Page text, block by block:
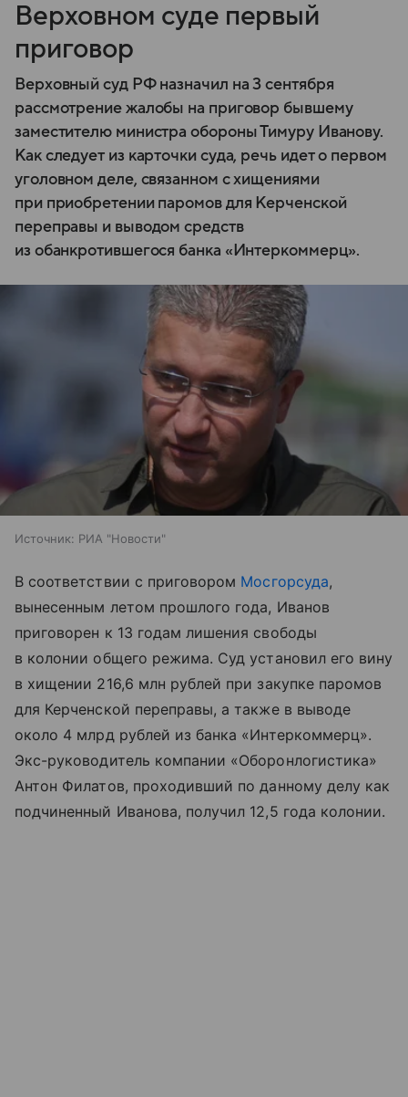
Верховном суде первый
приговор
Верховный суд РФ назначил на 3 сентября
рассмотрение жалобы на приговор бывшему
заместителю министра обороны Тимуру Иванову.
Как следует из карточки суда, речь идет о первом
уголовном деле, связанном с хищениями
при приобретении паромов для Керченской
переправы и выводом средств
из обанкротившегося банка «Интеркоммерц».
Источник: РИА "Новости"
В соответствии с приговором Мосгорсуда,
вынесенным летом прошлого года, Иванов
приговорен к 13 годам лишения свободы
в колонии общего режима. Суд установил его вину
в хищении 216,6 млн рублей при закупке паромов
для Керченской переправы, а также в выводе
около 4 млрд рублей из банка «Интеркоммерц».
Экс-руководитель компании «Оборонлогистика»
Антон Филатов, проходивший по данному делу как
подчиненный Иванова, получил 12,5 года колонии.